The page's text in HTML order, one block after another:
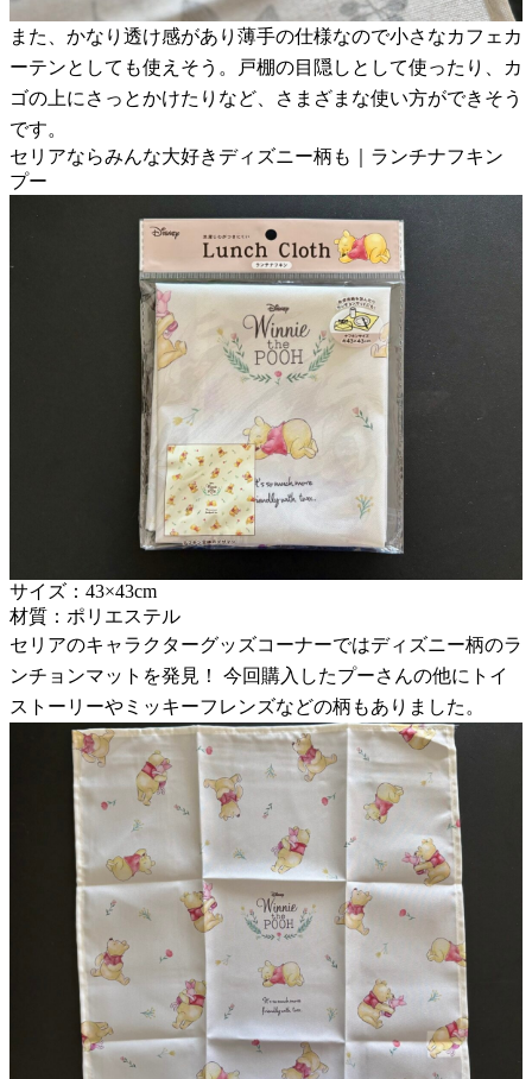
また、かなり透け感があり薄手の仕様なので小さなカフェカ
ーテンとしても使えそう。戸棚の目隠しとして使ったり、カ
ゴの上にさっとかけたりなど、さまざまな使い方ができそう
です。
セリアならみんな大好きディズニー柄も｜ランチナフキン
プー
サイズ：43×43cm
材質：ポリエステル
セリアのキャラクターグッズコーナーではディズニー柄のラ
ンチョンマットを発見！ 今回購入したプーさんの他にトイ
ストーリーやミッキーフレンズなどの柄もありました。